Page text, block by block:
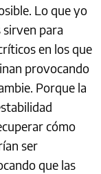
Lo que yo
para
en los que
provocando
Porque la
cómo
ser
que las